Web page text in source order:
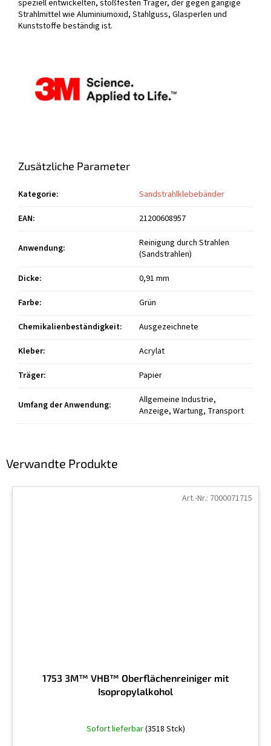
Verwandte Produkte
1753 3M™ VHB™ Oberflächenreiniger mit
Isopropylalkohol
durchschnittliche
Sofort lieferbar(3518 Stck)
Art.-Nr.: 7000071715
speziell entwickelten, stoßfesten Träger, der gegen gängige
Strahlmittel wie Aluminiumoxid, Stahlguss, Glasperlen und
Kunststoffe beständig ist.
Zusätzliche Parameter
Kategorie:
Sandstrahlklebebänder
EAN: 21200608957
Anwendung:
Reinigung durch Strahlen
(Sandstrahlen)
Dicke:
0,91 mm
Farbe:
Grün
Chemikalienbeständigkeit:
Ausgezeichnete
Kleber:
Acrylat
Träger: Papier
Umfang der Anwendung:
Allgemeine Industrie,
Anzeige, Wartung, Transport